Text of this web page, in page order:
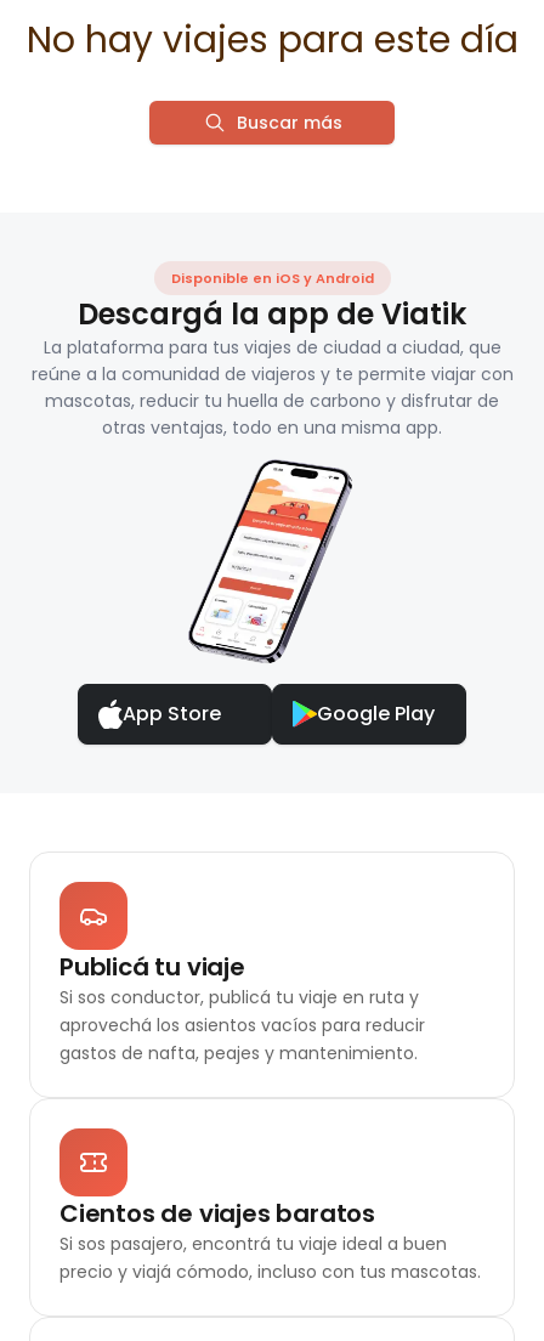
No hay viajes para este día
Buscar más
Disponible en iOS y Android
Descargá la app de Viatik
La plataforma para tus viajes de ciudad a ciudad, que
reúne a la comunidad de viajeros y te permite viajar con
mascotas, reducir tu huella de carbono y disfrutar de
otras ventajas, todo en una misma app.
App Store Google Play
Publicá tu viaje
Si sos conductor, publicá tu viaje en ruta y
aprovechá los asientos vacíos para reducir
gastos de nafta, peajes y mantenimiento.
Cientos de viajes baratos
Si sos pasajero, encontrá tu viaje ideal a buen
precio y viajá cómodo, incluso con tus mascotas.